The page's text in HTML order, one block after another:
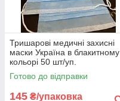
Тришарові медичні захисні
маски Україна в блакитному
кольорі 50 шт/уп.
Готово до відправки
145 ₴/упаковка